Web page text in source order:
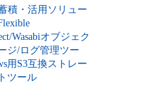
積・活用ソリュー
Wasabiオブジェク
ジ/ログ管理ツー
用S3互換ストレー
ツール